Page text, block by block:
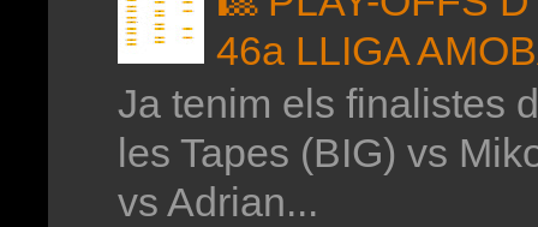
46a LLIGA
Ja tenim els finalistes
les Tapes (BIG) vs
vs Adrian...